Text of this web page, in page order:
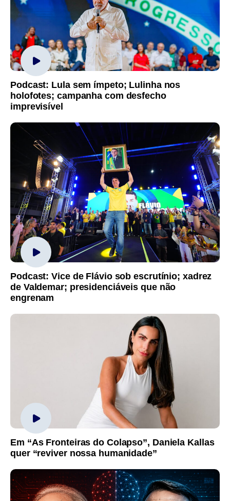
Podcast: Lula sem ímpeto; Lulinha nos
holofotes; campanha com desfecho
imprevisível
Podcast: Vice de Flávio sob escrutínio; xadrez
de Valdemar; presidenciáveis que não
engrenam
Em “As Fronteiras do Colapso”, Daniela Kallas
quer “reviver nossa humanidade”